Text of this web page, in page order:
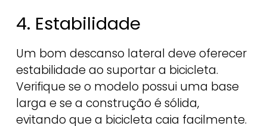
4. Estabilidade
Um bom descanso lateral deve oferecer
estabilidade ao suportar a bicicleta.
Verifique se o modelo possui uma base
larga e se a construção é sólida,
evitando que a bicicleta caia facilmente.